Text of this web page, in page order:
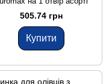
505.74 грн
Купити